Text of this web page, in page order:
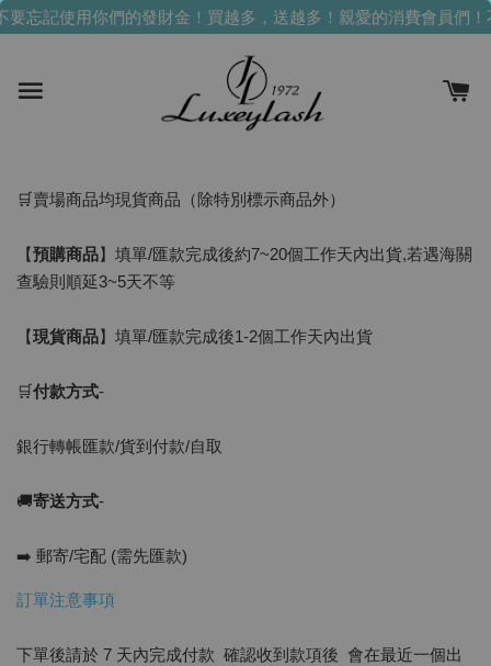
忘記使用你們的發財金！買越多，送越多！親愛的消費會員們！
🛒賣場商品均現貨商品（除特別標示商品外）
【預購商品】填單/匯款完成後約7~20個工作天內出貨,若遇海關
查驗則順延3~5天不等
【現貨商品】填單/匯款完成後1-2個工作天內出貨
🛒付款方式-
銀行轉帳匯款/貨到付款/自取
🚚寄送方式-
➡️ 郵寄/宅配 (需先匯款)
訂單注意事項
下單後請於 7 天內完成付款 確認收到款項後 會在最近一個出